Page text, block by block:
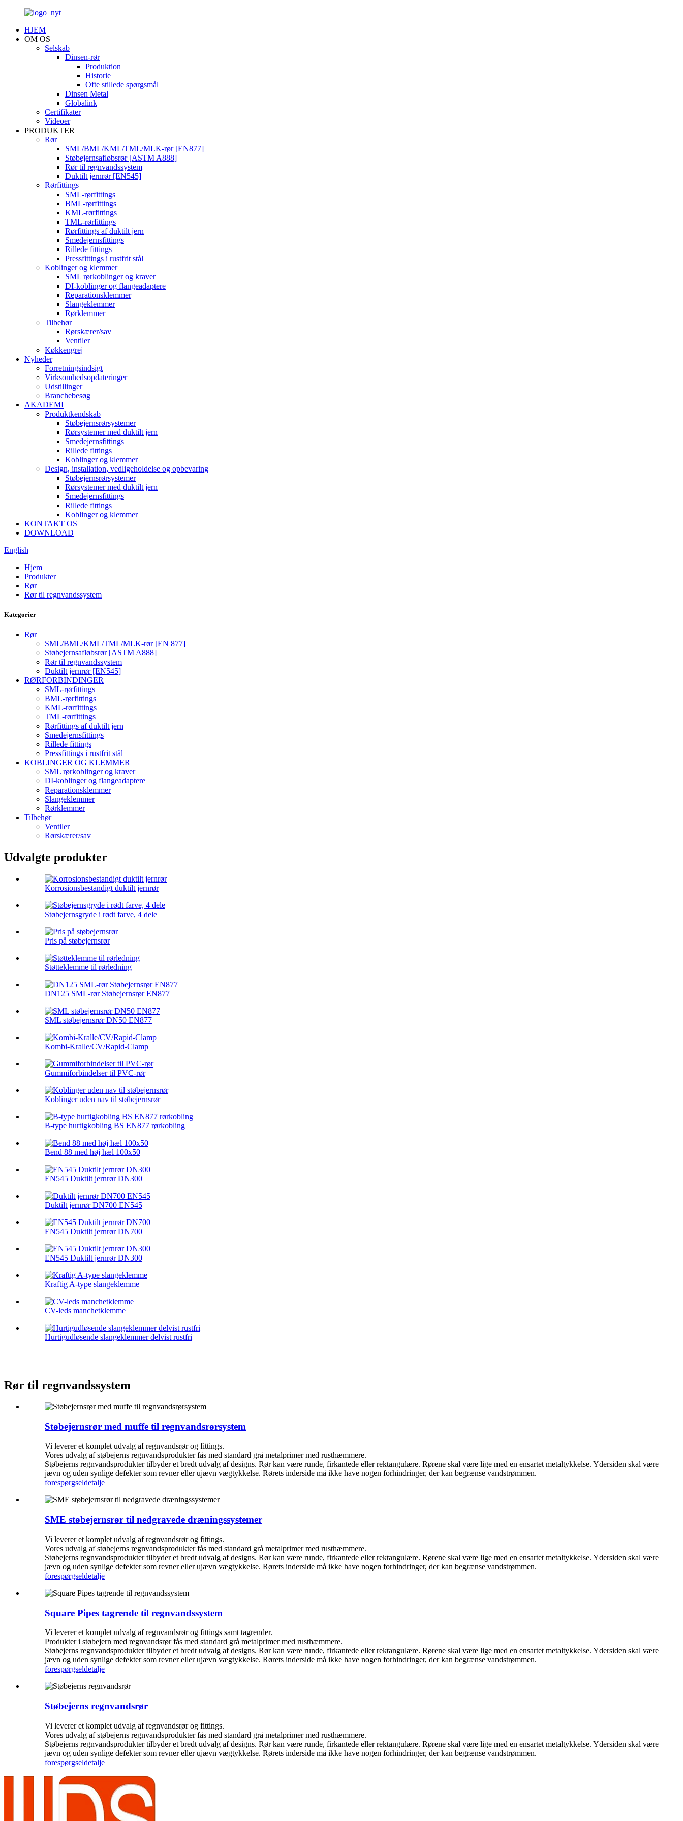
HJEM
OM OS
Selskab
Dinsen-rør
Produktion
Historie
Ofte stillede spørgsmål
Dinsen Metal
Globalink
Certifikater
Videoer
PRODUKTER
Rør
SML/BML/KML/TML/MLK-rør [EN877]
Støbejernsafløbsrør [ASTM A888]
Rør til regnvandssystem
Duktilt jernrør [EN545]
Rørfittings
SML-rørfittings
BML-rørfittings
KML-rørfittings
TML-rørfittings
Rørfittings af duktilt jern
Smedejernsfittings
Rillede fittings
Pressfittings i rustfrit stål
Koblinger og klemmer
SML rørkoblinger og kraver
DI-koblinger og flangeadaptere
Reparationsklemmer
Slangeklemmer
Rørklemmer
Tilbehør
Rørskærer/sav
Ventiler
Køkkengrej
Nyheder
Forretningsindsigt
Virksomhedsopdateringer
Udstillinger
Branchebesøg
AKADEMI
Produktkendskab
Støbejernsrørsystemer
Rørsystemer med duktilt jern
Smedejernsfittings
Rillede fittings
Koblinger og klemmer
Design, installation, vedligeholdelse og opbevaring
Støbejernsrørsystemer
Rørsystemer med duktilt jern
Smedejernsfittings
Rillede fittings
Koblinger og klemmer
KONTAKT OS
DOWNLOAD
English
Hjem
Produkter
Rør
Rør til regnvandssystem
Kategorier
Rør
SML/BML/KML/TML/MLK-rør [EN 877]
Støbejernsafløbsrør [ASTM A888]
Rør til regnvandssystem
Duktilt jernrør [EN545]
RØRFORBINDINGER
SML-rørfittings
BML-rørfittings
KML-rørfittings
TML-rørfittings
Rørfittings af duktilt jern
Smedejernsfittings
Rillede fittings
Pressfittings i rustfrit stål
KOBLINGER OG KLEMMER
SML rørkoblinger og kraver
DI-koblinger og flangeadaptere
Reparationsklemmer
Slangeklemmer
Rørklemmer
Tilbehør
Ventiler
Rørskærer/sav
Udvalgte produkter
Korrosionsbestandigt duktilt jernrør
Støbejernsgryde i rødt farve, 4 dele
Pris på støbejernsrør
Støtteklemme til rørledning
DN125 SML-rør Støbejernsrør EN877
SML støbejernsrør DN50 EN877
Kombi-Kralle/CV/Rapid-Clamp
Gummiforbindelser til PVC-rør
Koblinger uden nav til støbejernsrør
B-type hurtigkobling BS EN877 rørkobling
Bend 88 med høj hæl 100x50
EN545 Duktilt jernrør DN300
Duktilt jernrør DN700 EN545
EN545 Duktilt jernrør DN700
EN545 Duktilt jernrør DN300
Kraftig A-type slangeklemme
CV-leds manchetklemme
Hurtigudløsende slangeklemmer delvist rustfri
Rør til regnvandssystem
Støbejernsrør med muffe til regnvandsrørsystem
Vi leverer et komplet udvalg af regnvandsrør og fittings.
Vores udvalg af støbejerns regnvandsprodukter fås med standard grå metalprimer med rusthæmmere.
Støbejerns regnvandsprodukter tilbyder et bredt udvalg af designs. Rør kan være runde, firkantede eller rektangulære. Rørene skal være lige med en ensartet metaltykkelse. Ydersiden skal være
jævn og uden synlige defekter som revner eller ujævn vægtykkelse. Rørets inderside må ikke have nogen forhindringer, der kan begrænse vandstrømmen.
forespørgseldetalje
SME støbejernsrør til nedgravede dræningssystemer
Vi leverer et komplet udvalg af regnvandsrør og fittings.
Vores udvalg af støbejerns regnvandsprodukter fås med standard grå metalprimer med rusthæmmere.
Støbejerns regnvandsprodukter tilbyder et bredt udvalg af designs. Rør kan være runde, firkantede eller rektangulære. Rørene skal være lige med en ensartet metaltykkelse. Ydersiden skal være
jævn og uden synlige defekter som revner eller ujævn vægtykkelse. Rørets inderside må ikke have nogen forhindringer, der kan begrænse vandstrømmen.
forespørgseldetalje
Square Pipes tagrende til regnvandssystem
Vi leverer et komplet udvalg af regnvandsrør og fittings samt tagrender.
Produkter i støbejern med regnvandsrør fås med standard grå metalprimer med rusthæmmere.
Støbejerns regnvandsprodukter tilbyder et bredt udvalg af designs. Rør kan være runde, firkantede eller rektangulære. Rørene skal være lige med en ensartet metaltykkelse. Ydersiden skal være
jævn og uden synlige defekter som revner eller ujævn vægtykkelse. Rørets inderside må ikke have nogen forhindringer, der kan begrænse vandstrømmen.
forespørgseldetalje
Støbejerns regnvandsrør
Vi leverer et komplet udvalg af regnvandsrør og fittings.
Vores udvalg af støbejerns regnvandsprodukter fås med standard grå metalprimer med rusthæmmere.
Støbejerns regnvandsprodukter tilbyder et bredt udvalg af designs. Rør kan være runde, firkantede eller rektangulære. Rørene skal være lige med en ensartet metaltykkelse. Ydersiden skal være
jævn og uden synlige defekter som revner eller ujævn vægtykkelse. Rørets inderside må ikke have nogen forhindringer, der kan begrænse vandstrømmen.
forespørgseldetalje